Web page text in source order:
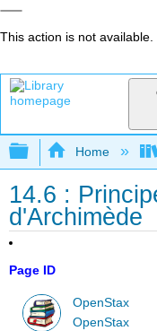
This action is not available.
Expand/
Home
14.6 :
d'Archimède
Page ID
OpenStax
OpenStax